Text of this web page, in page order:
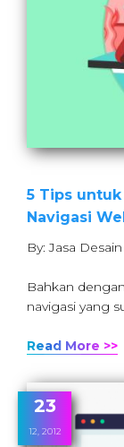
5 Tips
Navigasi
By: Jasa
Bahkan
navigasi yang
Read More >>
23
12, 2012